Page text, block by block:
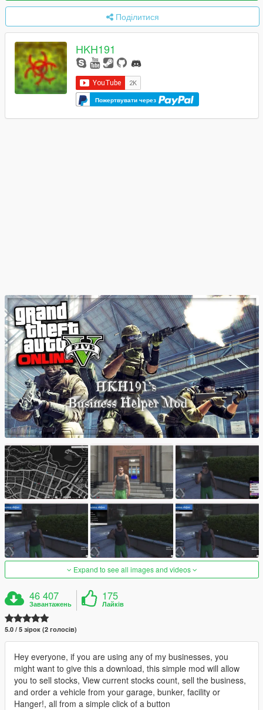
Поділитися
HKH191
Пожертвувати через
Expand to see all images and videos
46 407
Завантажень
175
Лайків
5.0 / 5 зірок (2 голосів)
Hey everyone, if you are using any of my businesses, you
might want to give this a download, this simple mod will allow
you to sell stocks, View current stocks count, sell the business,
and order a vehicle from your garage, bunker, facility or
Hanger!, all from a simple click of a button